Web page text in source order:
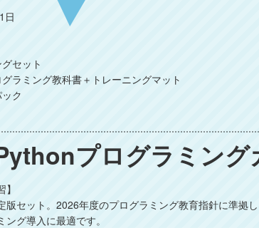
日
セット
ラミング教科書＋トレーニングマット
ク
プログラミング
版セット。2026年度のプログラミング教育指針に準拠
グ導入に最適です。